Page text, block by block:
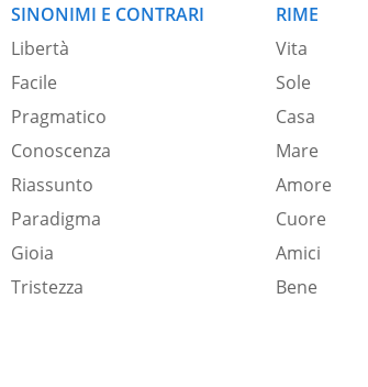
SINONIMI E CONTRARI
Libertà
Facile
Pragmatico
Conoscenza
Riassunto
Paradigma
Gioia
Tristezza
RIME
Vita
Sole
Casa
Mare
Amore
Cuore
Amici
Bene